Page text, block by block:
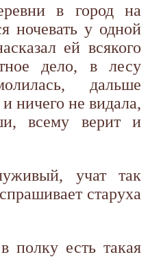
в город на
ночевать у одной
ей всякого
дело, в лесу
дальше
ничего не видала,
всему верит и
учат так
старуха
полку есть такая